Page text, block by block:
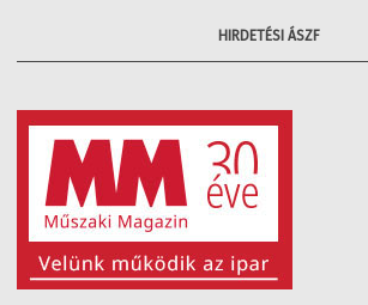
HIRDETÉSI ÁSZF